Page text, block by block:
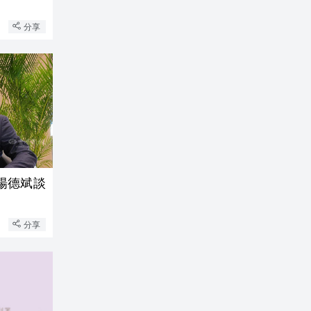
分享
德斌談
分享